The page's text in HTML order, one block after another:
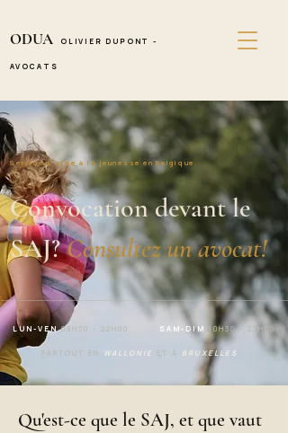
ODUA OLIVIER DUPONT -
AVOCATS
Service d'aide à la jeunesse en Belgique
Convocation devant le
SAJ? Consultez un avocat!
LUN-VEN09H30 - 22H00 SAM-DIM 10H30 - 22H00
PARTOUT EN WALLONIE ET A BRUXELLES
Qu'est-ce que le SAJ, et que vaut